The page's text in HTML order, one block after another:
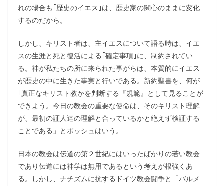
れの場合も｢歴史のイエス｣は、歴史家の関心のままに変化
するのだから。
しかし、キリスト者は、主イエスについて語る時は、イエ
スの生涯と死と復活による｢確定事項｣に、制約されてい
る。神が私たちの所に来られた事がらは、本質的にイエス
が歴史の中に生きた事実と行いである。新約聖書を、何が
｢真正なキリスト教かを判断する『規範』として見ることが
できよう。今日の教会の重要な使命は、そのキリスト理解
が、最初の証人達の理解と合っているかと絶えず検証する
ことである」とボッシュはいう。
日本の教会は伝道の第２世紀にはいったばかりの若い教会
であり伝道には神学は無用であるという考えが根強くあ
る。しかし、ナチズムに抗するドイツ教会闘争と「バルメ